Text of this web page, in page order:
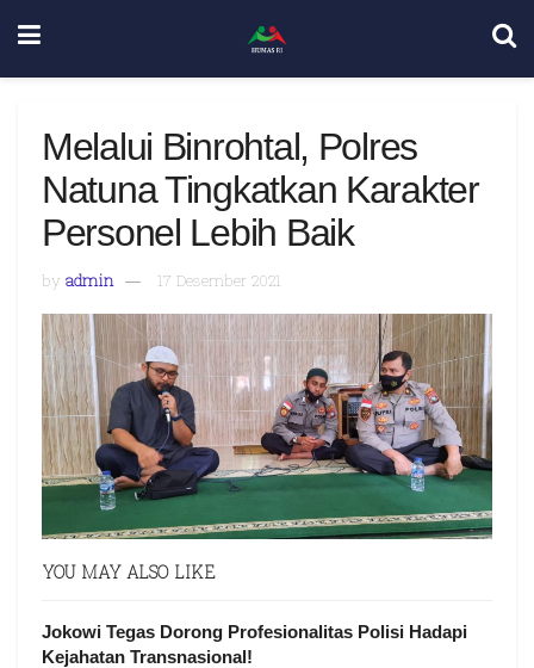
Melalui Binrohtal, Polres
Natuna Tingkatkan Karakter
Personel Lebih Baik
by admin 17 Desember 2021
YOU MAY ALSO LIKE
Jokowi Tegas Dorong Profesionalitas Polisi Hadapi
Kejahatan Transnasional!